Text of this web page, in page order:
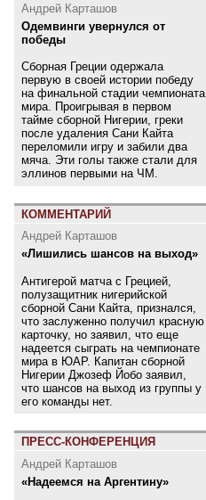
Андрей Карташов
Одемвинги увернулся от
победы
Сборная Греции одержала
первую в своей истории победу
на финальной стадии чемпионата
мира. Проигрывая в первом
тайме сборной Нигерии, греки
после удаления Сани Кайта
переломили игру и забили два
мяча. Эти голы также стали для
эллинов первыми на ЧМ.
КОММЕНТАРИЙ
Андрей Карташов
«Лишились шансов на выход»
Антигерой матча с Грецией,
полузащитник нигерийской
сборной Сани Кайта, признался,
что заслуженно получил красную
карточку, но заявил, что еще
надеется сыграть на чемпионате
мира в ЮАР. Капитан сборной
Нигерии Джозеф Йобо заявил,
что шансов на выход из группы у
его команды нет.
ПРЕСС-КОНФЕРЕНЦИЯ
Андрей Карташов
«Надеемся на Аргентину»